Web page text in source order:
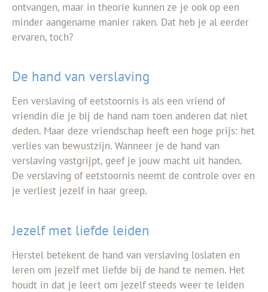
ontvangen, maar in theorie kunnen ze je ook op een
minder aangename manier raken. Dat heb je al eerder
ervaren, toch?
De hand van verslaving
Een verslaving of eetstoornis is als een vriend of
vriendin die je bij de hand nam toen anderen dat niet
deden. Maar deze vriendschap heeft een hoge prijs: het
verlies van bewustzijn. Wanneer je de hand van
verslaving vastgrijpt, geef je jouw macht uit handen.
De verslaving of eetstoornis neemt de controle over en
je verliest jezelf in haar greep.
Jezelf met liefde leiden
Herstel betekent de hand van verslaving loslaten en
leren om jezelf met liefde bij de hand te nemen. Het
houdt in dat je leert om jezelf steeds weer te leiden